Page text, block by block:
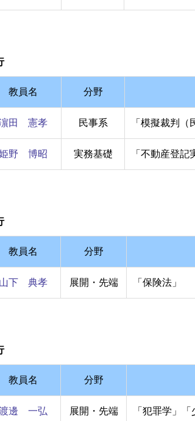
教員名 分野
田 憲孝 民事系 「模擬裁判（
野 博昭 実務基礎 「不動産登記
教員名 分野
下 典孝 展開・先端 「保険法」
教員名 分野
邊 一弘 展開・先端 「犯罪学」「